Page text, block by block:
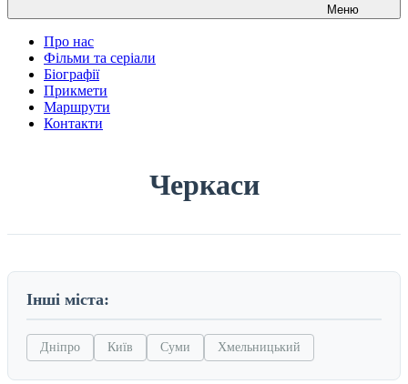
Меню
Про нас
Фільми та серіали
Біографії
Прикмети
Маршрути
Контакти
Черкаси
Інші міста:
Дніпро Київ Суми Хмельницький